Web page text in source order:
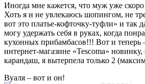
Иногда мне кажется, что муж уже скоро
Хоть я и не увлекаюсь шопингом, не
вот это платье-кофточку-туфли» и так
могу удержать себя в руках, когда
кухонных прибамбасов!!! Вот и теперь
интернет-магазине «Tescoma»
карандаш, я вытерпела только 2
Вуаля – вот и он!